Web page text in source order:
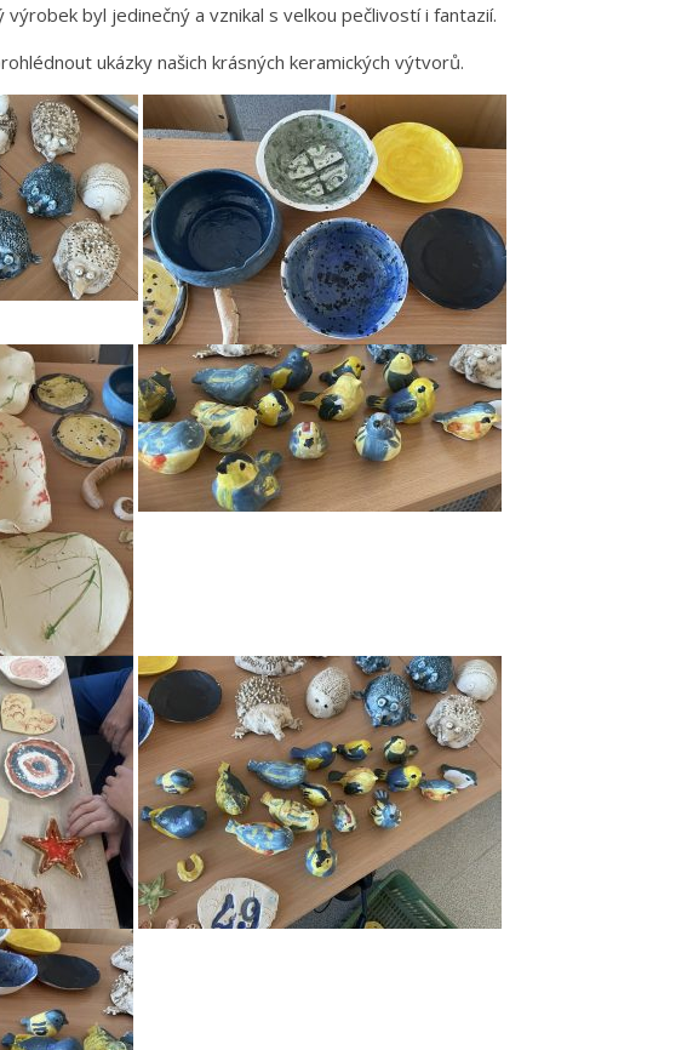
výrobek byl jedinečný a vznikal s velkou pečlivostí i fantazií.
ukázky našich krásných keramických výtvorů.